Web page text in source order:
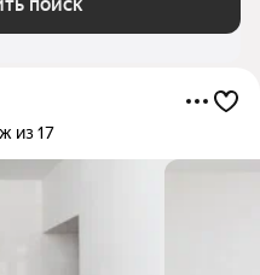
из 17